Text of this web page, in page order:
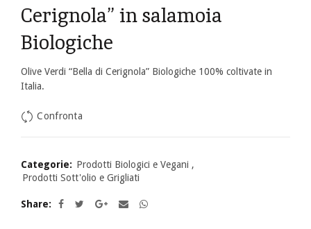
Cerignola” in salamoia
Biologiche
Olive Verdi “Bella di Cerignola” Biologiche 100% coltivate in
Italia.
Confronta
Categorie: Prodotti Biologici e Vegani ,
Prodotti Sott'olio e Grigliati
Share